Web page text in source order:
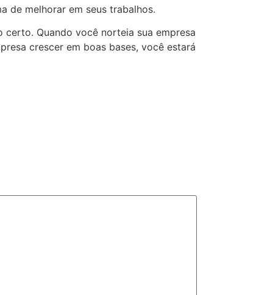
de melhorar em seus trabalhos.
Quando você norteia sua empresa
crescer em boas bases, você estará